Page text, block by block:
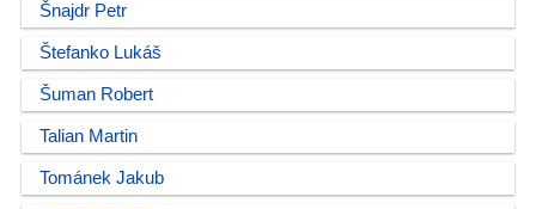
Šnajdr Petr
Štefanko Lukáš
Šuman Robert
Talian Martin
Tománek Jakub